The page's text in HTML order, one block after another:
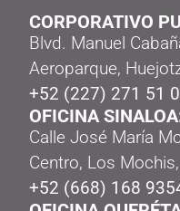
CORPORATIVO
Blvd. Manuel
Aeroparque,
+52 (227) 271 51
OFICINA
Calle José María
Centro, Los
+52 (668) 168